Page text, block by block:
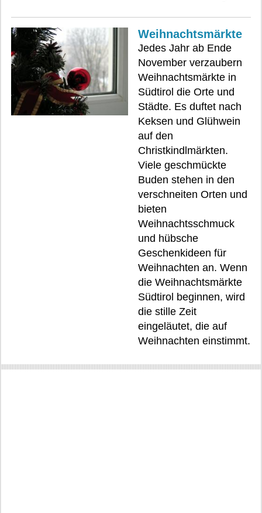
Weihnachtsmärkte
Jedes Jahr ab Ende
November verzaubern
Weihnachtsmärkte in
Südtirol die Orte und
Städte. Es duftet nach
Keksen und Glühwein
auf den
Christkindlmärkten.
Viele geschmückte
Buden stehen in den
verschneiten Orten und
bieten
Weihnachtsschmuck
und hübsche
Geschenkideen für
Weihnachten an. Wenn
die Weihnachtsmärkte
Südtirol beginnen, wird
die stille Zeit
eingeläutet, die auf
Weihnachten einstimmt.